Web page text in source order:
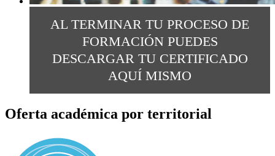
AL TERMINAR TU PROCESO DE
FORMACIÓN PUEDES
DESCARGAR TU CERTIFICADO
AQUÍ MISMO
Oferta académica por territorial